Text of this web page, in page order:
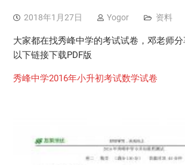
2018年1月27日 Yogor 资料
大家都在找秀峰中学的考试试卷，邓老师
以下链接下载PDF版
秀峰中学2016年小升初考试数学试卷